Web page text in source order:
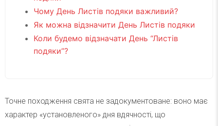
Чому День Листів подяки важливий?
Як можна відзначити День Листів подяки
Коли будемо відзначати День “Листів
подяки”?
Точне походження свята не задокументоване: воно має
характер «установленого» дня вдячності, що